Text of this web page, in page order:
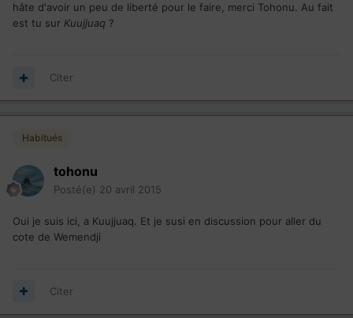
hâte d'avoir un peu de liberté pour le faire, merci Tohonu. Au fait
est tu sur Kuujjuaq ?
Citer
Habitués
tohonu
Posté(e) 20 avril 2015
Oui je suis ici, a Kuujjuaq. Et je susi en discussion pour aller du
cote de Wemendji
Citer